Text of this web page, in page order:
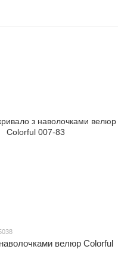
велюр Colorful